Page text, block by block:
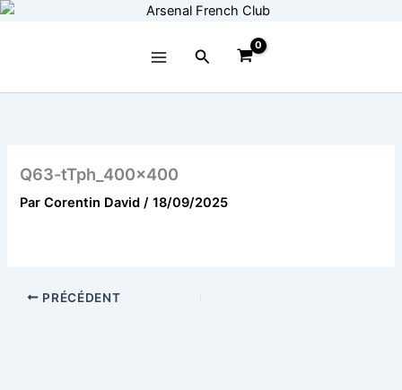
Aller
Rechercher
Q63-tTph_400x400
ParCorentin David/18/09/2025
PRÉCÉDENT